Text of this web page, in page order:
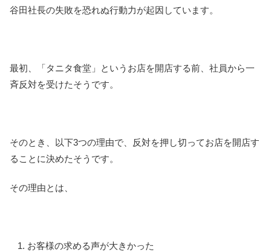
谷田社長の失敗を恐れぬ行動力が起因しています。
最初、「タニタ食堂」というお店を開店する前、社員から一
斉反対を受けたそうです。
そのとき、以下3つの理由で、反対を押し切ってお店を開店す
ることに決めたそうです。
その理由とは、
お客様の求める声が大きかった